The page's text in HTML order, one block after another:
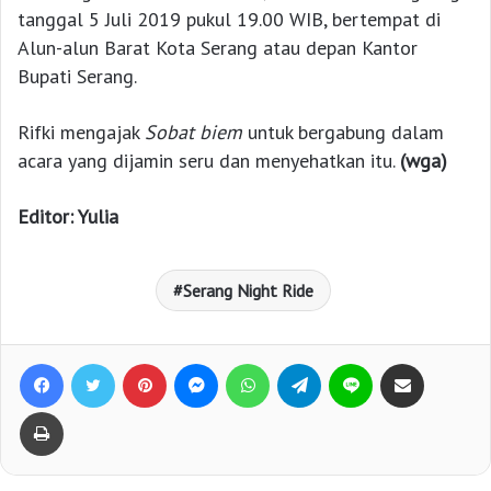
tanggal 5 Juli 2019 pukul 19.00 WIB, bertempat di
Alun-alun Barat Kota Serang atau depan Kantor
Bupati Serang.
Rifki mengajak Sobat biem untuk bergabung dalam
acara yang dijamin seru dan menyehatkan itu. (wga)
Editor: Yulia
Serang Night Ride